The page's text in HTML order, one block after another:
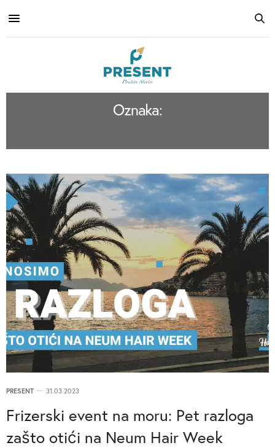
Oznaka:
PRESENT 31.03.2023
Frizerski event na moru: Pet razloga
zašto otići na Neum Hair Week